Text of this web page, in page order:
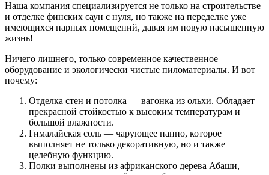
Наша компания специализируется не только на строительстве
и отделке финских саун с нуля, но также на переделке уже
имеющихся парных помещений, давая им новую насыщенную
жизнь!
Ничего лишнего, только современное качественное
оборудование и экологически чистые пиломатериалы. И вот
почему:
Отделка стен и потолка — вагонка из ольхи. Обладает
прекрасной стойкостью к высоким температурам и
большой влажности.
Гималайская соль — чарующее панно, которое
выполняет не только декоративную, но и также
целебную функцию.
Полки выполнены из африканского дерева Абаши,